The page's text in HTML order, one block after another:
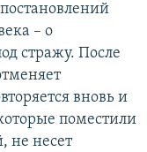
– о
стражу. После
вновь и
поместили
не несет